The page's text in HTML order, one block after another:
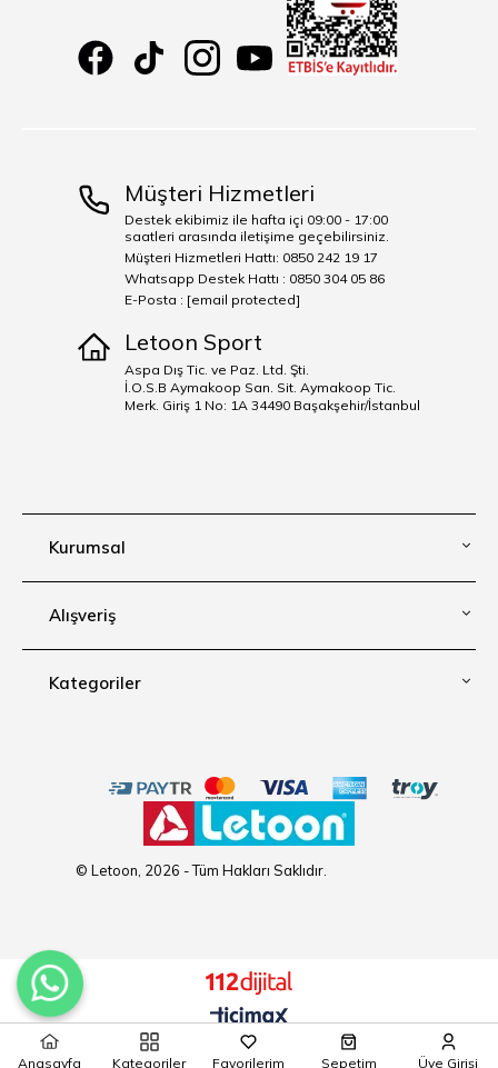
Kurumsal
Alışveriş
Kategoriler
Müşteri Hizmetleri
Destek ekibimiz ile hafta içi 09:00 - 17:00
saatleri arasında iletişime geçebilirsiniz.
Müşteri Hizmetleri Hattı: 0850 242 19 17
Whatsapp Destek Hattı : 0850 304 05 86
E-Posta : [email protected]
Letoon Sport
Aspa Dış Tic. ve Paz. Ltd. Şti.
İ.O.S.B Aymakoop San. Sit. Aymakoop Tic.
Merk. Giriş 1 No: 1A 34490 Başakşehir/İstanbul
© Letoon, 2026 - Tüm Hakları Saklıdır.
Anasayfa Kategoriler Favorilerim Sepetim Üye Girişi